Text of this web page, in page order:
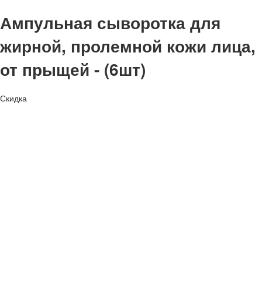
Ампульная сыворотка для
жирной, пролемной кожи лица,
от прыщей - (6шт)
Скидка